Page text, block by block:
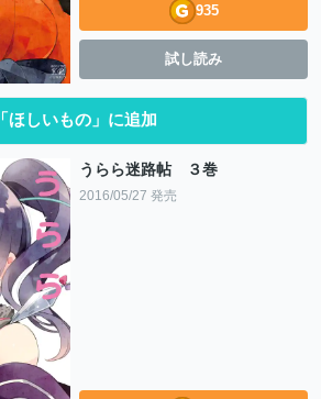
935
試し読み
「ほしいもの」に追加
うらら迷路帖 ３巻
2016/05/27 発売